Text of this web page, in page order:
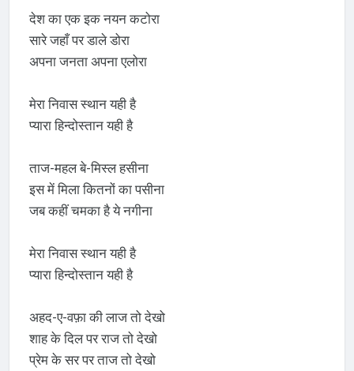
देश का एक इक नयन कटोरा
सारे जहाँ पर डाले डोरा
अपना जनता अपना एलोरा
मेरा निवास स्थान यही है
प्यारा हिन्दोस्तान यही है
ताज-महल बे-मिस्ल हसीना
इस में मिला कितनों का पसीना
जब कहीं चमका है ये नगीना
मेरा निवास स्थान यही है
प्यारा हिन्दोस्तान यही है
अहद-ए-वफ़ा की लाज तो देखो
शाह के दिल पर राज तो देखो
प्रेम के सर पर ताज तो देखो